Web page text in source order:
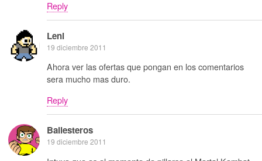
Reply
Leni
19 diciembre 2011
Ahora ver las ofertas que pongan en los comentarios
sera mucho mas duro.
Reply
Ballesteros
19 diciembre 2011